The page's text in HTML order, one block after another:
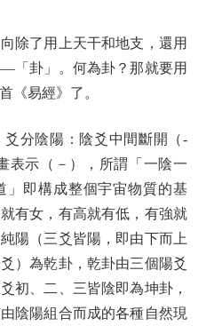
了用上天干和地支，還用
「卦」。何為卦？那就要用
《易經》了。
分陰陽：陰爻中間斷開（-
表示（－），所謂「一陰一
」即構成整個宇宙物質的基
有女，有高就有低，有強就
陽（三爻皆陽，即由下而上
）為乾卦，乾卦由三個陽爻
初、二、三皆陰即為坤卦，
陰陽組合而成的各種自然現